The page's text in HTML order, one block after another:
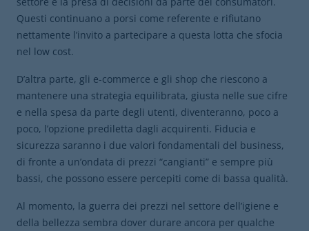
Questi continuano a porsi come referente e rifiutano
nettamente l’invito a partecipare a questa lotta che sfocia
nel low cost.
D’altra parte, gli e-commerce e gli shop che riescono a
mantenere una strategia equilibrata, giusta nelle sue cifre
e nella spesa da parte degli utenti, diventeranno, poco a
poco, l’opzione prediletta dagli acquirenti. Fiducia e
sicurezza saranno i due valori fondamentali del business,
di fronte a un’ondata di prezzi “cangianti” e sempre più
bassi, che possono essere percepiti come di bassa qualità.
Al momento, la guerra dei prezzi nel settore dell’igiene e
della bellezza sembra dover durare ancora per qualche